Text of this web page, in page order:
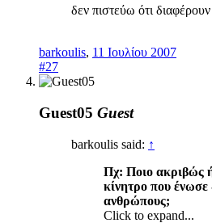
δεν πιστεύω ότι
barkoulis, 11 Ιουλίου 2007
#27
Guest05 Guest
barkoulis said: ↑
Πχ: Ποιο ακριβώς
κίνητρο που ένωσε
ανθρώπους;
Click to expand...